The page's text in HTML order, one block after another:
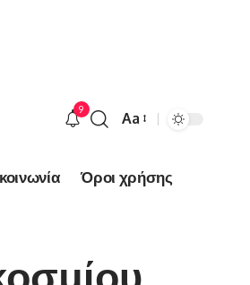
9
Font
Aa
Όροι χρήσης